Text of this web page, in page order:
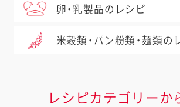
卵・乳製品のレシピ
米穀類・パン粉類・麺類の
レシピカテゴリーか